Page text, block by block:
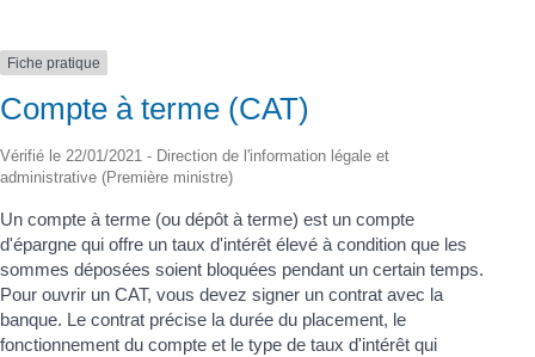
Fiche pratique
Compte à terme (CAT)
Vérifié le 22/01/2021 - Direction de l'information légale et
administrative (Première ministre)
Un compte à terme (ou dépôt à terme) est un compte
d'épargne qui offre un taux d'intérêt élevé à condition que les
sommes déposées soient bloquées pendant un certain temps.
Pour ouvrir un CAT, vous devez signer un contrat avec la
banque. Le contrat précise la durée du placement, le
fonctionnement du compte et le type de taux d'intérêt qui